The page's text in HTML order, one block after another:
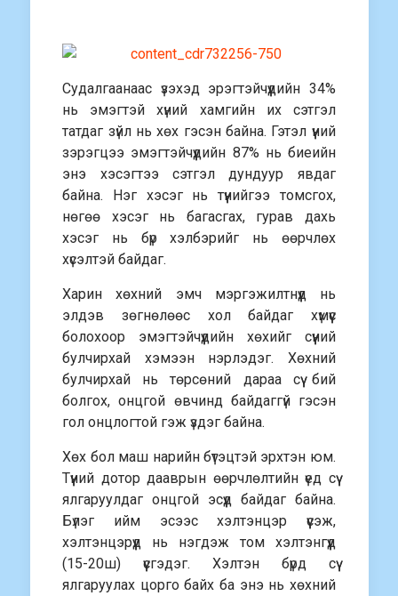
Судалгаанаас үзэхэд эрэгтэйчүүдийн 34%
нь эмэгтэй хүний хамгийн их сэтгэл
татдаг зүйл нь хөх гэсэн байна. Гэтэл үүний
зэрэгцээ эмэгтэйчүүдийн 87% нь биеийн
энэ хэсэгтээ сэтгэл дундуур явдаг
байна. Нэг хэсэг нь түүнийгээ томсгох,
нөгөө хэсэг нь багасгах, гурав дахь
хэсэг нь бүр хэлбэрийг нь өөрчлөх
хүсэлтэй байдаг.
Харин хөхний эмч мэргэжилтнүүд нь
элдэв зөгнөлөөс хол байдаг хүмүүс
болохоор эмэгтэйчүүдийн хөхийг сүүний
булчирхай хэмээн нэрлэдэг. Хөхний
булчирхай нь төрсөний дараа сүү бий
болгох, онцгой өвчинд байдаггүй гэсэн
гол онцлогтой гэж үздэг байна.
Хөх бол маш нарийн бүтэцтэй эрхтэн юм.
Түүний дотор дааврын өөрчлөлтийн үед сүү
ялгаруулдаг онцгой эсүүд байдаг байна.
Бүлэг ийм эсээс хэлтэнцэр үүсэж,
хэлтэнцэрүүд нь нэгдэж том хэлтэнгүүд
(15-20ш) үүсгэдэг. Хэлтэн бүрд сүү
ялгаруулах цорго байх ба энэ нь хөхний